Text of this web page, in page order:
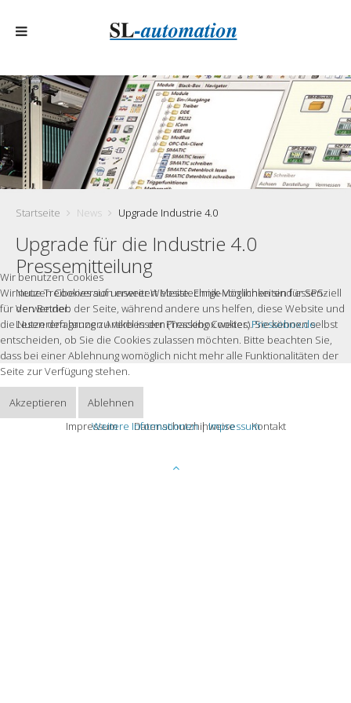
Startseite News Upgrade Industrie 4.0
Upgrade für die Industrie 4.0
Pressemitteilung
Neue Treiberversion erweitert Messtechnik-Möglichkeiten für SPS-
Verwender:
Lesen den ganzen Artikel in der Pressebox weiter:Pressebox.de
Impressum Datenschutzhinweise Kontakt
Wir benutzen Cookies
Wir nutzen Cookies auf unserer Website. Einige von ihnen sind essenziell
für den Betrieb der Seite, während andere uns helfen, diese Website und
die Nutzererfahrung zu verbessern (Tracking Cookies). Sie können selbst
entscheiden, ob Sie die Cookies zulassen möchten. Bitte beachten Sie,
dass bei einer Ablehnung womöglich nicht mehr alle Funktionalitäten der
Seite zur Verfügung stehen.
Akzeptieren
Ablehnen
Weitere Informationen|Impressum